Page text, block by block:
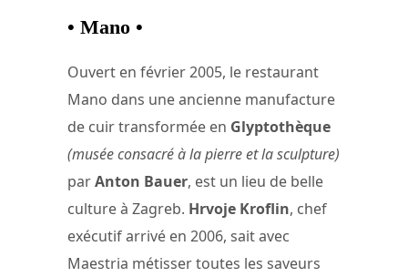
• Mano •
Ouvert en février 2005, le restaurant
Mano dans une ancienne manufacture
de cuir transformée en Glyptothèque
(musée consacré à la pierre et la sculpture)
parAnton Bauer, est un lieu de belle
culture à Zagreb. Hrvoje Kroflin, chef
exécutif arrivé en 2006, sait avec
Maestria métisser toutes les saveurs